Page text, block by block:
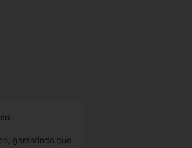
garantindo que